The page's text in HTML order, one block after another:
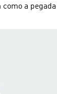
como a